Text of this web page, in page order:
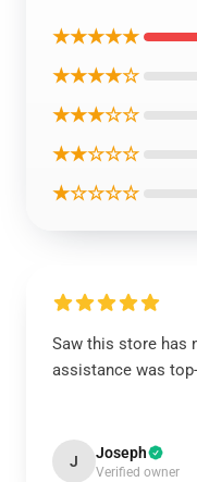
★★★★★
★★★★☆
★★★☆☆
★★☆☆☆
★☆☆☆☆
Saw this store has
assistance was
J Joseph
Verified owner